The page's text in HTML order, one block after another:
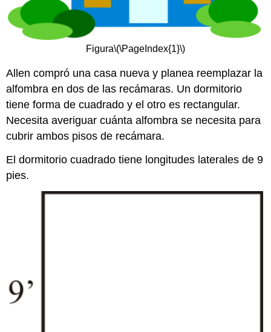
Figura\(\PageIndex{1}\)
Allen compró una casa nueva y planea reemplazar la
alfombra en dos de las recámaras. Un dormitorio
tiene forma de cuadrado y el otro es rectangular.
Necesita averiguar cuánta alfombra se necesita para
cubrir ambos pisos de recámara.
El dormitorio cuadrado tiene longitudes laterales de 9
pies.